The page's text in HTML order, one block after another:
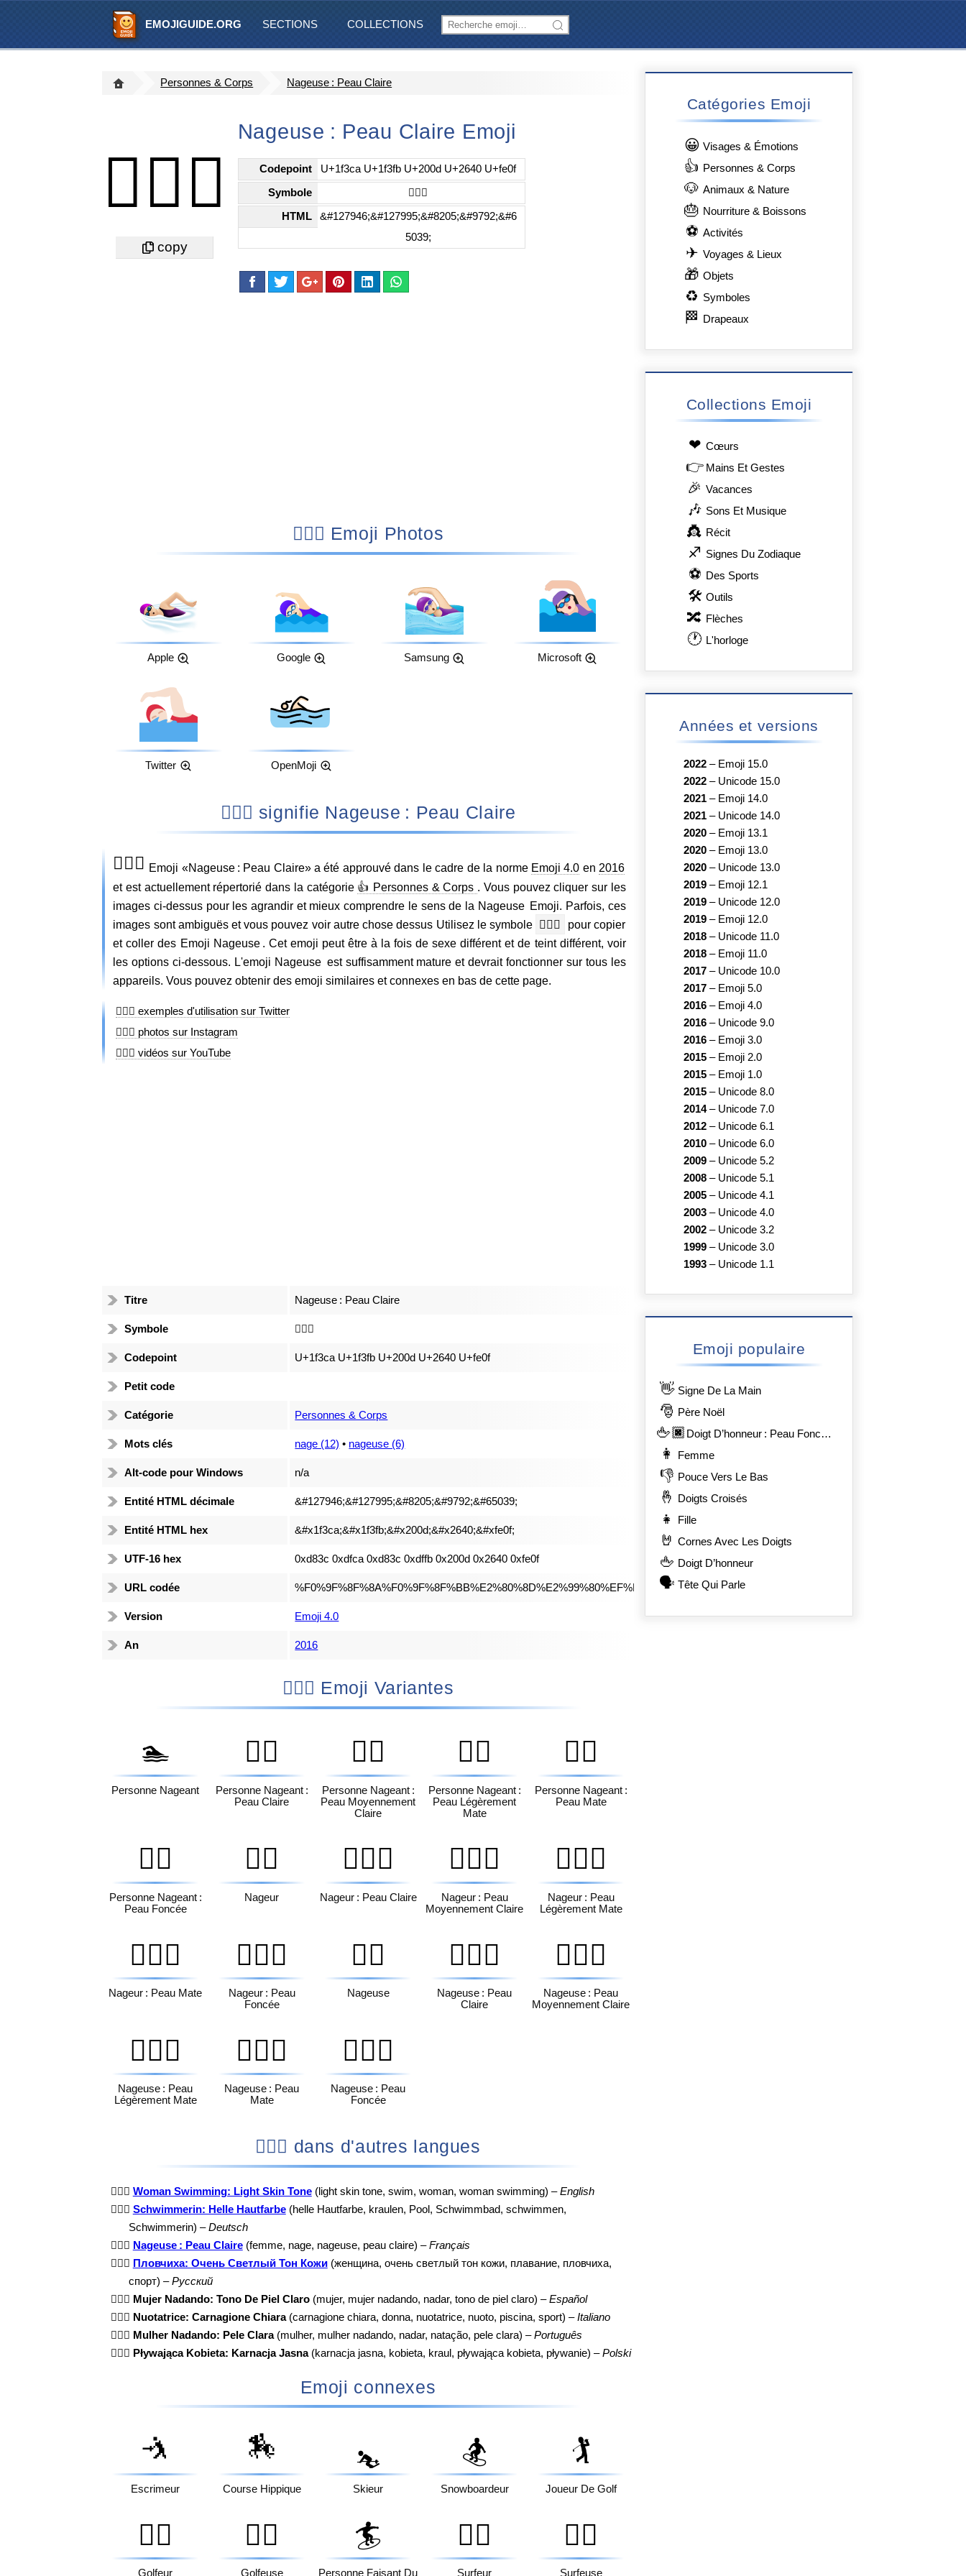
EMOJIGUIDE.ORG SECTIONS COLLECTIONS
Personnes & Corps Nageuse : Peau Claire
🏊🏻‍♀️
Nageuse : Peau Claire Emoji
Codepoint U+1f3ca U+1f3fb U+200d U+2640 U+fe0f
Symbole 🏊🏻‍♀️
HTML
&#127946;&#127995;&#8205;&#9792;&#6
5039;
🏊🏻‍♀️ Emoji Photos
Apple Google Samsung Microsoft
Twitter OpenMoji
🏊🏻‍♀️ signifie Nageuse : Peau Claire
🏊🏻‍♀️ Emoji «Nageuse : Peau Claire» a été approuvé dans le cadre de la norme Emoji 4.0 en 2016
et est actuellement répertorié dans la catégorie 👍 Personnes & Corps . Vous pouvez cliquer sur les
images ci-dessus pour les agrandir et mieux comprendre le sens de la Nageuse Emoji. Parfois, ces
images sont ambiguës et vous pouvez voir autre chose dessus Utilisez le symbole 🏊🏻‍♀️
pour copier
et coller des Emoji Nageuse . Cet emoji peut être à la fois de sexe différent et de teint différent, voir
les options ci-dessous. L'emoji Nageuse est suffisamment mature et devrait fonctionner sur tous les
appareils. Vous pouvez obtenir des emoji similaires et connexes en bas de cette page.
🏊🏻‍♀️ exemples d'utilisation sur Twitter
🏊🏻‍♀️ photos sur Instagram
🏊🏻‍♀️ vidéos sur YouTube
Titre Nageuse : Peau Claire
Symbole 🏊🏻‍♀️
Codepoint U+1f3ca U+1f3fb U+200d U+2640 U+fe0f
Petit code
Catégorie Personnes & Corps
Mots clés nage (12) • nageuse (6)
Alt-code pour Windows n/a
Entité HTML décimale &#127946;&#127995;&#8205;&#9792;&#65039;
Entité HTML hex &#x1f3ca;&#x1f3fb;&#x200d;&#x2640;&#xfe0f;
UTF-16 hex 0xd83c 0xdfca 0xd83c 0xdffb 0x200d 0x2640 0xfe0f
URL codée %F0%9F%8F%8A%F0%9F%8F%BB%E2%80%8D%E2%99%80%EF%B8%8F
Version Emoji 4.0
An 2016
🏊🏻‍♀️ Emoji Variantes
🏊
Personne Nageant
🏊🏻
Personne Nageant :
Peau Claire
🏊🏼
Personne Nageant :
Peau Moyennement
Claire
🏊🏽
Personne Nageant :
Peau Légèrement
Mate
🏊🏾
Personne Nageant :
Peau Mate
🏊🏿
Personne Nageant :
Peau Foncée
🏊‍♂️
Nageur
🏊🏻‍♂️
Nageur : Peau Claire
🏊🏼‍♂️
Nageur : Peau
Moyennement Claire
🏊🏽‍♂️
Nageur : Peau
Légèrement Mate
🏊🏾‍♂️
Nageur : Peau Mate
🏊🏿‍♂️
Nageur : Peau
Foncée
🏊‍♀️
Nageuse
🏊🏻‍♀️
Nageuse : Peau
Claire
🏊🏼‍♀️
Nageuse : Peau
Moyennement Claire
🏊🏽‍♀️
Nageuse : Peau
Légèrement Mate
🏊🏾‍♀️
Nageuse : Peau
Mate
🏊🏿‍♀️
Nageuse : Peau
Foncée
🏊🏻‍♀️ dans d'autres langues
🏊🏻‍♀️ Woman Swimming: Light Skin Tone(light skin tone, swim, woman, woman swimming) –English
🏊🏻‍♀️ Schwimmerin: Helle Hautfarbe(helle Hautfarbe, kraulen, Pool, Schwimmbad, schwimmen,
Schwimmerin) –Deutsch
🏊🏻‍♀️ Nageuse : Peau Claire(femme, nage, nageuse, peau claire) –Français
🏊🏻‍♀️ Пловчиха: Очень Светлый Тон Кожи(женщина, очень светлый тон кожи, плавание, пловчиха,
спорт) –Русский
🏊🏻‍♀️ Mujer Nadando: Tono De Piel Claro(mujer, mujer nadando, nadar, tono de piel claro) –Español
🏊🏻‍♀️ Nuotatrice: Carnagione Chiara(carnagione chiara, donna, nuotatrice, nuoto, piscina, sport) –Italiano
🏊🏻‍♀️ Mulher Nadando: Pele Clara(mulher, mulher nadando, nadar, natação, pele clara) –Português
🏊🏻‍♀️ Pływająca Kobieta: Karnacja Jasna(karnacja jasna, kobieta, kraul, pływająca kobieta, pływanie) –Polski
Emoji connexes
🤺
Escrimeur
🏇
Course Hippique
⛷️
Skieur
🏂
Snowboardeur
🏌️
Joueur De Golf
🏌️‍♂️
Golfeur
🏌️‍♀️
Golfeuse
🏄
Personne Faisant Du
🏄‍♂️
Surfeur
🏄‍♀️
Surfeuse
Catégories Emoji
😀 Visages & Émotions
👍 Personnes & Corps
🐶 Animaux & Nature
🎂 Nourriture & Boissons
⚽ Activités
✈ Voyages & Lieux
🎁 Objets
♻ Symboles
🏁 Drapeaux
Collections Emoji
❤ Сœurs
👉 Mains Et Gestes
🎉 Vacances
🎶 Sons Et Musique
👸 Récit
♐ Signes Du Zodiaque
⚽ Des Sports
🛠 Outils
🔀 Flèches
🕐 L'horloge
Années et versions
2022 – Emoji 15.0
2022 – Unicode 15.0
2021 – Emoji 14.0
2021 – Unicode 14.0
2020 – Emoji 13.1
2020 – Emoji 13.0
2020 – Unicode 13.0
2019 – Emoji 12.1
2019 – Unicode 12.0
2019 – Emoji 12.0
2018 – Unicode 11.0
2018 – Emoji 11.0
2017 – Unicode 10.0
2017 – Emoji 5.0
2016 – Emoji 4.0
2016 – Unicode 9.0
2016 – Emoji 3.0
2015 – Emoji 2.0
2015 – Emoji 1.0
2015 – Unicode 8.0
2014– Unicode 7.0
2012 – Unicode 6.1
2010 – Unicode 6.0
2009 – Unicode 5.2
2008 – Unicode 5.1
2005 – Unicode 4.1
2003 – Unicode 4.0
2002 – Unicode 3.2
1999 – Unicode 3.0
1993 – Unicode 1.1
Emoji populaire
👋 Signe De La Main
🎅 Père Noël
🖕🏿 Doigt D’honneur : Peau Foncée
👩 Femme
👎 Pouce Vers Le Bas
🤞 Doigts Croisés
👧 Fille
🤘 Cornes Avec Les Doigts
🖕 Doigt D’honneur
🗣️ Tête Qui Parle